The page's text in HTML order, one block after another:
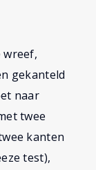
wreef,
gekanteld
naar
twee
kanten
test),